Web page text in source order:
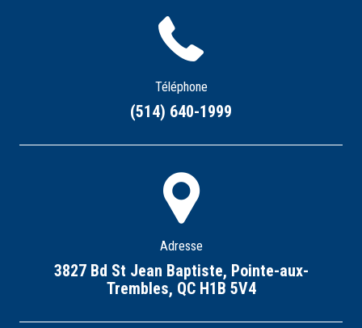
Téléphone
(514) 640-1999
Adresse
3827 Bd St Jean Baptiste, Pointe-aux-
Trembles, QC H1B 5V4